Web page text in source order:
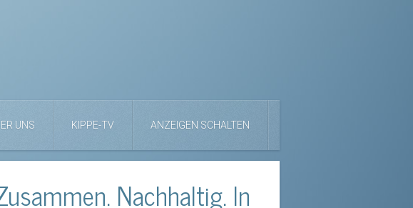
UNS KIPPE-TV ANZEIGEN SCHALTEN
Nachhaltig. In